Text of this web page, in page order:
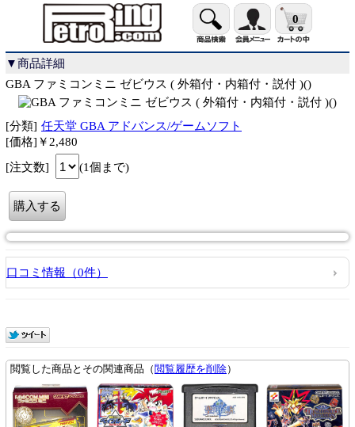
0
▼商品詳細
GBA ファミコンミニ ゼビウス ( 外箱付・内箱付・説付 )()
[分類] 任天堂 GBA アドバンス/ゲームソフト
[価格]￥2,480
[注文数]
(1個まで)
口コミ情報（0件）